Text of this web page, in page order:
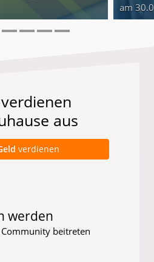
am
aus
verdienen
werden
Community beitreten